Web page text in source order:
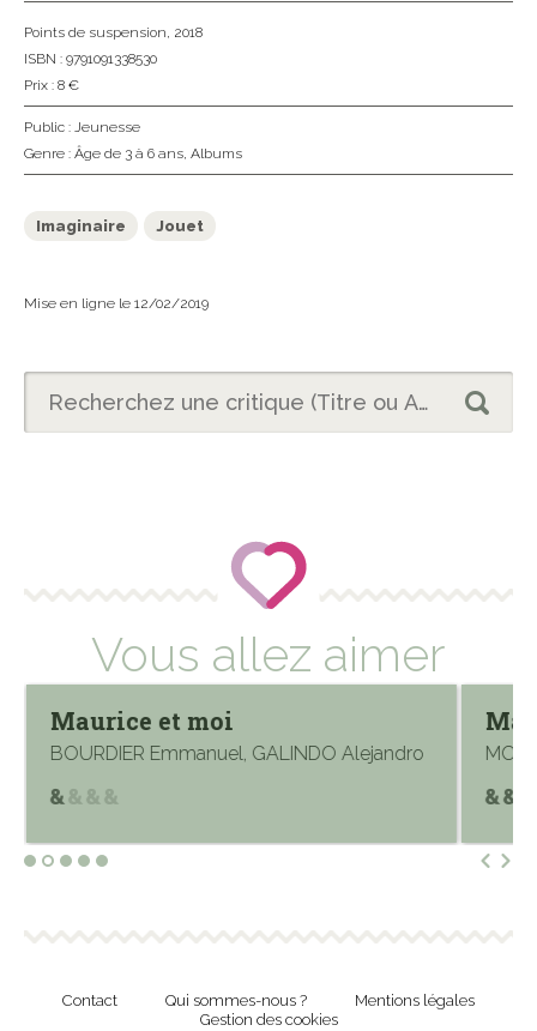
Points de suspension, 2018
ISBN : 9791091338530
Prix : 8 €
Public : Jeunesse
Genre : Âge de 3 à 6 ans, Albums
Imaginaire Jouet
Mise en ligne le 12/02/2019
Vous allez aimer
Maurice et moi
BOURDIER Emmanuel, GALINDO Alejandro
Ma
Contact Qui sommes-nous ?
Mentions légales
Gestion des cookies